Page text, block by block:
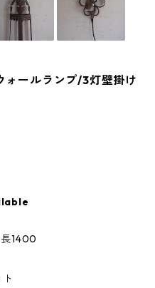
ールランプ/3灯壁掛け
1400